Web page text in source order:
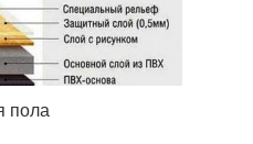
пола